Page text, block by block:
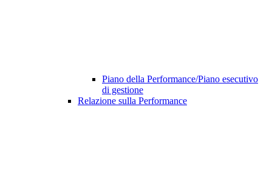
Piano della Performance/Piano esecutivo
di gestione
Relazione sulla Performance